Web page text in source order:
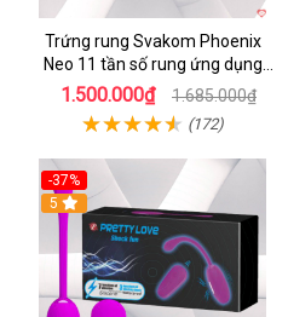
Trứng rung Svakom Phoenix
Neo 11 tần số rung ứng dụng
app
1.500.000₫ 1.685.000₫
(172)
-37%
5